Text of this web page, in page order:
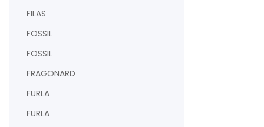
FILAS
FOSSIL
FOSSIL
FRAGONARD
FURLA
FURLA